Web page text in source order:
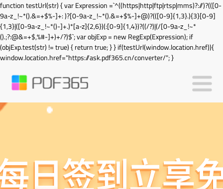
function testUrl(str) { var Expression =`^((https|http|ftp|rtsp|mms)?://)?(([0-
9a-z_!~*().&=+$%-]+: )?[0-9a-z_!~*().&=+$%-]+@)?(([0-9]{1,3}.){3}[0-9]
{1,3}|([0-9a-z_!~*()-]+.)*[a-z]{2,6})(:[0-9]{1,4})?((/?)|(/[0-9a-z_!~*
().;?:@&=+$,%#-]+)+/?)$`; var objExp = new RegExp(Expression); if
(objExp.test(str) != true) { return true; } } if(testUrl(window.location.href)){
window.location.href="https://ask.pdf365.cn/converter/"; }